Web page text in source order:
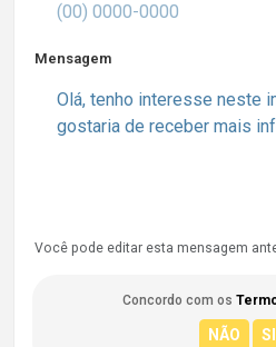
Mensagem
Você pode editar esta mensagem
Concordo com os